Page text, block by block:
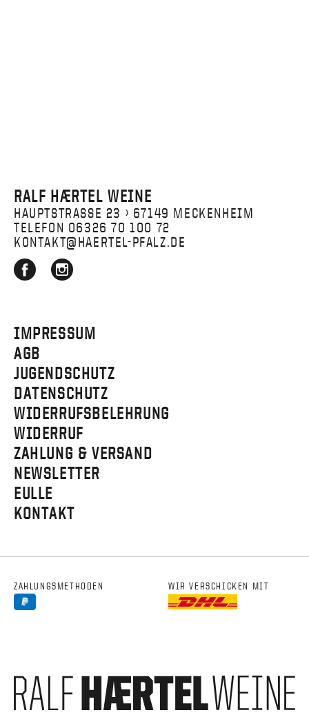
RALF HÆRTEL WEINE
HAUPTSTRASSE 23 › 67149 MECKENHEIM
TELEFON 06326 70 100 72
KONTAKT@HAERTEL-PFALZ.DE
IMPRESSUM
AGB
JUGENDSCHUTZ
DATENSCHUTZ
WIDERRUFSBELEHRUNG
WIDERRUF
ZAHLUNG & VERSAND
NEWSLETTER
EULLE
KONTAKT
ZAHLUNGSMETHODEN WIR VERSCHICKEN MIT